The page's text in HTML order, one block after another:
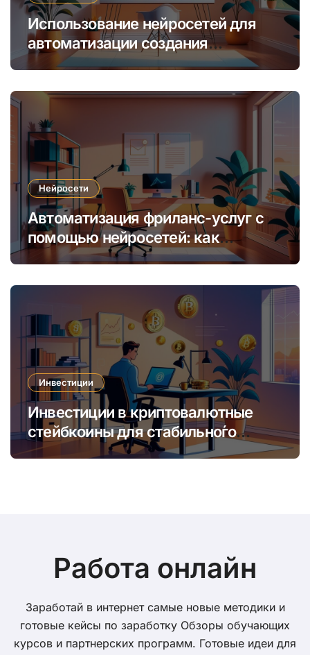
Использование нейросетей для
автоматизации создания
уникальных интернет-курсов и
Нейросети
Автоматизация фриланс-услуг с
помощью нейросетей: как
увеличить доход и сократить
Инвестиции
Инвестиции в криптовалютные
стейбкоины для стабильно́го
онлайн-заработка в условиях
Работа онлайн
Заработай в интернет самые новые методики и
готовые кейсы по заработку Обзоры обучающих
курсов и партнерских программ. Готовые идеи для